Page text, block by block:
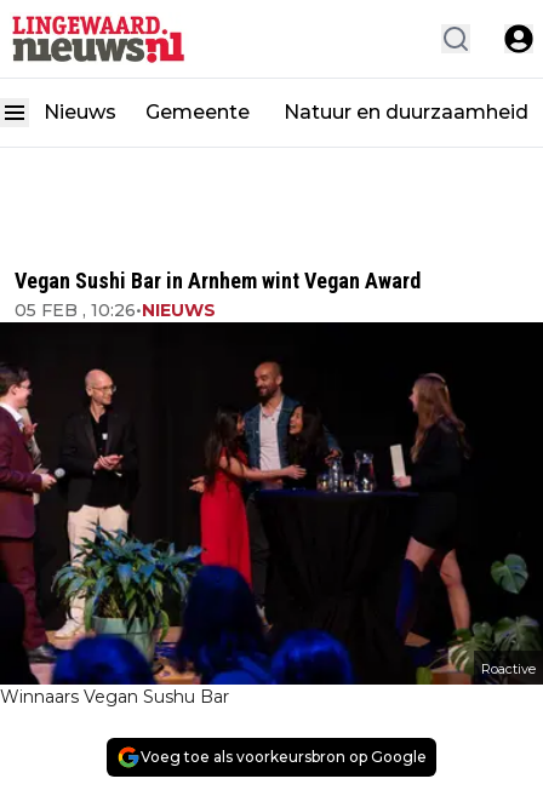
Nieuws Gemeente Natuur en duurzaamheid
Vegan Sushi Bar in Arnhem wint Vegan Award
05 FEB , 10:26•NIEUWS
Roactive
Winnaars Vegan Sushu Bar
Voeg toe als voorkeursbron op Google